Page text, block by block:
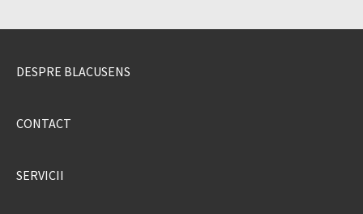
DESPRE BLACUSENS
CONTACT
SERVICII